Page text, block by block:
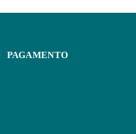
PAGAMENTO